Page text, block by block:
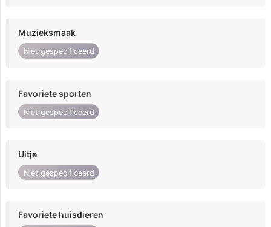
Muzieksmaak
Niet gespecificeerd
Favoriete sporten
Niet gespecificeerd
Uitje
Niet gespecificeerd
Favoriete huisdieren